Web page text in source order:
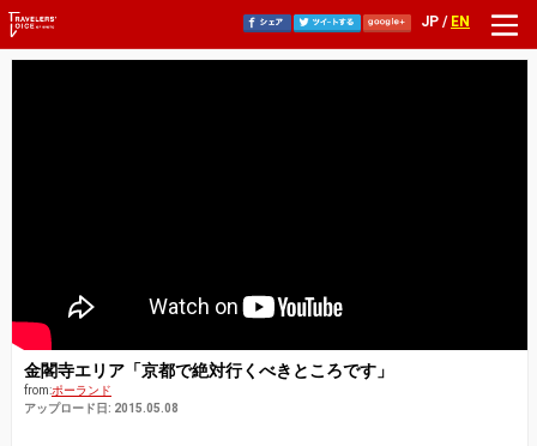
JP / EN
金閣寺エリア「京都で絶対行くべきところです」
from:ポーランド
アップロード日: 2015.05.08